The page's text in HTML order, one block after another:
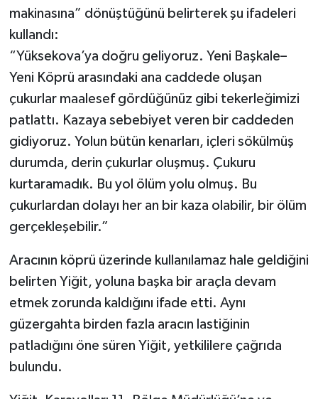
makinasına” dönüştüğünü belirterek şu ifadeleri
kullandı:
“Yüksekova’ya doğru geliyoruz. Yeni Başkale–
Yeni Köprü arasındaki ana caddede oluşan
çukurlar maalesef gördüğünüz gibi tekerleğimizi
patlattı. Kazaya sebebiyet veren bir caddeden
gidiyoruz. Yolun bütün kenarları, içleri sökülmüş
durumda, derin çukurlar oluşmuş. Çukuru
kurtaramadık. Bu yol ölüm yolu olmuş. Bu
çukurlardan dolayı her an bir kaza olabilir, bir ölüm
gerçekleşebilir.”
Aracının köprü üzerinde kullanılamaz hale geldiğini
belirten Yiğit, yoluna başka bir araçla devam
etmek zorunda kaldığını ifade etti. Aynı
güzergahta birden fazla aracın lastiğinin
patladığını öne süren Yiğit, yetkililere çağrıda
bulundu.